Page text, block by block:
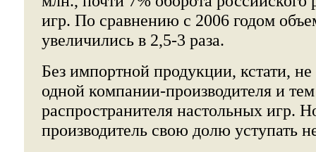
игр. По сравнению с 2006 годом
увеличились в 2,5-3 раза.
Без импортной продукции, кстати, не
одной компании-производителя и
распространителя настольных игр.
производитель свою долю уступать